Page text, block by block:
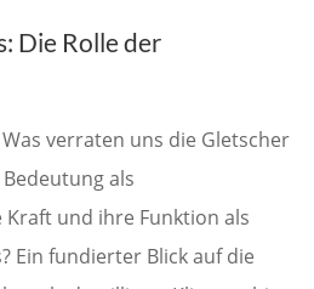
Die Rolle der
verraten uns die Gletscher
als
und ihre Funktion als
Ein fundierter Blick auf die